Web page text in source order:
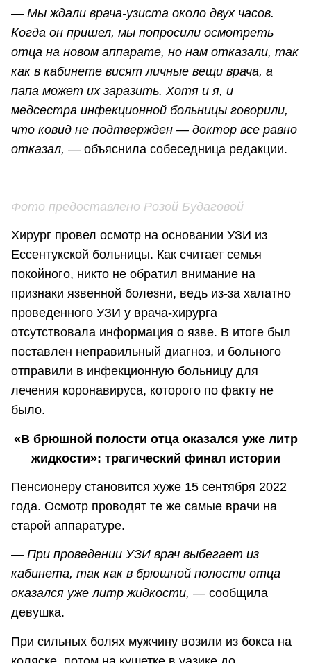
— Мы ждали врача-узиста около двух часов.
Когда он пришел, мы попросили осмотреть
отца на новом аппарате, но нам отказали, так
как в кабинете висят личные вещи врача, а
папа может их заразить. Хотя и я, и
медсестра инфекционной больницы говорили,
что ковид не подтвержден — доктор все равно
отказал, — объяснила собеседница редакции.
Фото предоставлено Розой Будаговой
Хирург провел осмотр на основании УЗИ из
Ессентукской больницы. Как считает семья
покойного, никто не обратил внимание на
признаки язвенной болезни, ведь из-за халатно
проведенного УЗИ у врача-хирурга
отсутствовала информация о язве. В итоге был
поставлен неправильный диагноз, и больного
отправили в инфекционную больницу для
лечения коронавируса, которого по факту не
было.
«В брюшной полости отца оказался уже литр
жидкости»: трагический финал истории
Пенсионеру становится хуже 15 сентября 2022
года. Осмотр проводят те же самые врачи на
старой аппаратуре.
— При проведении УЗИ врач выбегает из
кабинета, так как в брюшной полости отца
оказался уже литр жидкости, — сообщила
девушка.
При сильных болях мужчину возили из бокса на